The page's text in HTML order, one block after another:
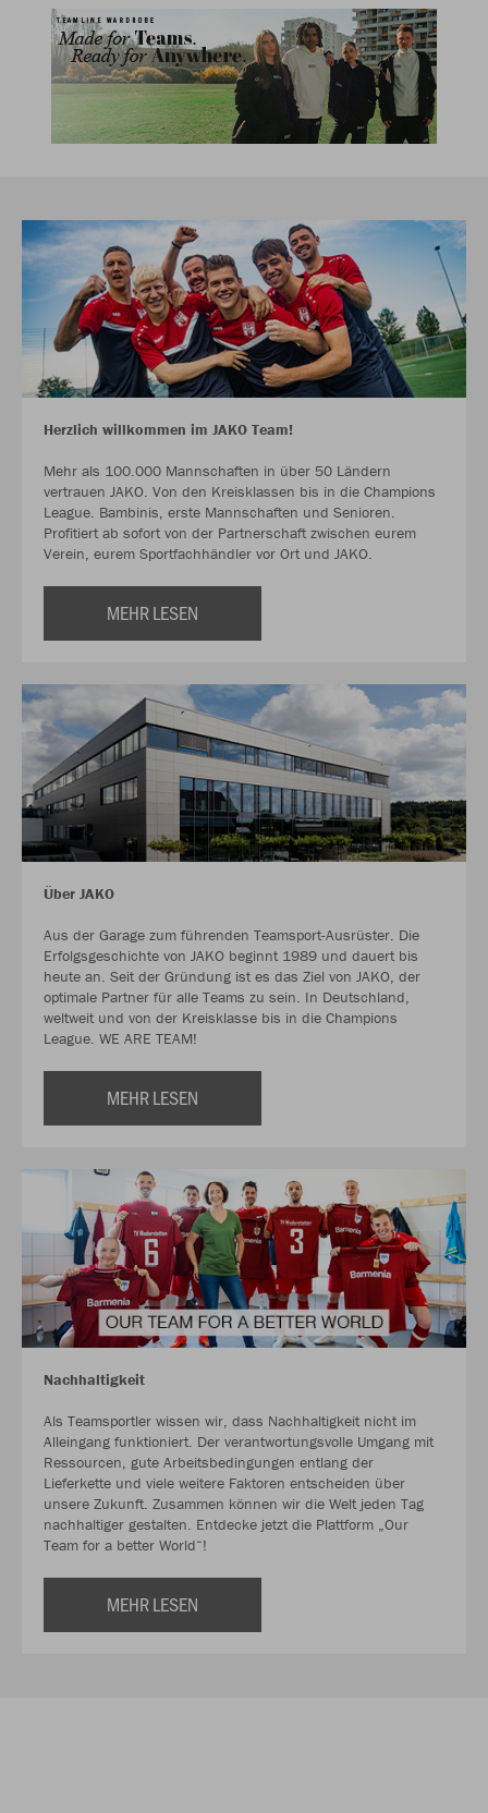
Herzlich willkommen im JAKO Team!
Mehr als 100.000 Mannschaften in über 50 Ländern
vertrauen JAKO. Von den Kreisklassen bis in die Champions
League. Bambinis, erste Mannschaften und Senioren.
Profitiert ab sofort von der Partnerschaft zwischen eurem
Verein, eurem Sportfachhändler vor Ort und JAKO.
MEHR LESEN
Über JAKO
Aus der Garage zum führenden Teamsport-Ausrüster. Die
Erfolgsgeschichte von JAKO beginnt 1989 und dauert bis
heute an. Seit der Gründung ist es das Ziel von JAKO, der
optimale Partner für alle Teams zu sein. In Deutschland,
weltweit und von der Kreisklasse bis in die Champions
League. WE ARE TEAM!
MEHR LESEN
Nachhaltigkeit
Als Teamsportler wissen wir, dass Nachhaltigkeit nicht im
Alleingang funktioniert. Der verantwortungsvolle Umgang mit
Ressourcen, gute Arbeitsbedingungen entlang der
Lieferkette und viele weitere Faktoren entscheiden über
unsere Zukunft. Zusammen können wir die Welt jeden Tag
nachhaltiger gestalten. Entdecke jetzt die Plattform „Our
Team for a better World“!
MEHR LESEN